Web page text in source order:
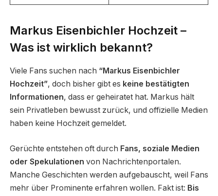
Markus Eisenbichler Hochzeit –
Was ist wirklich bekannt?
Viele Fans suchen nach “Markus Eisenbichler
Hochzeit”, doch bisher gibt es keine bestätigten
Informationen, dass er geheiratet hat. Markus hält
sein Privatleben bewusst zurück, und offizielle Medien
haben keine Hochzeit gemeldet.
Gerüchte entstehen oft durch Fans, soziale Medien
oder Spekulationen von Nachrichtenportalen.
Manche Geschichten werden aufgebauscht, weil Fans
mehr über Prominente erfahren wollen. Fakt ist: Bis